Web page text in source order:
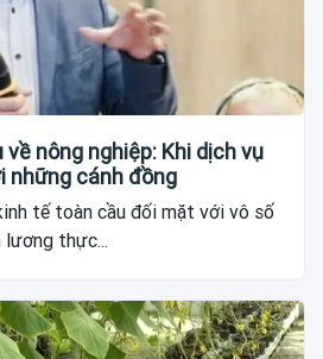
về nông nghiệp: Khi dịch vụ
những cánh đồng
tế toàn cầu đối mặt với vô số
lương thực...